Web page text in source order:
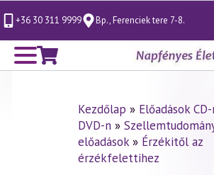
+36 30 311 9999 Bp., Ferenciek tere 7-8.
Kezdőlap » Előadások
DVD-n»
előadások» Érzékitől az
érzékfelettihez